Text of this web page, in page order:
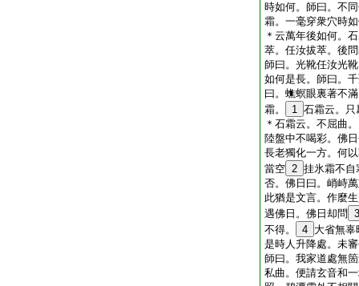
時如何。師曰。不
霜。一毫穿衆穴時
＊云萬年後如何。
萃。任汝拔萃。後
師曰。光靴任汝光
如何是長。師曰。
曰。蟭螟眼裏著不
霜。
1 石霜云。只
＊石霜云。不屈曲
陸盤中不喝彩。佛
長老獨化一方。何
當空 2 挂氷霜不自
否。佛日曰。峭峙
此猶是文言。作麼
遇佛日。佛日却問 3
不得。
4 大省無
是時人升降處。未
師曰。我家道處無
私曲。便請玄音和